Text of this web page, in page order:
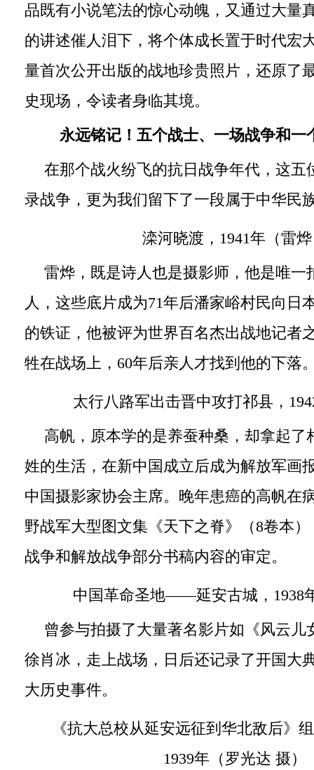
品既有小说笔法的惊心动魄，又通过大量
的讲述催人泪下，将个体成长置于时代宏
量首次公开出版的战地珍贵照片，还原了
史现场，令读者身临其境。
永远铭记！五个战士、一场战争和一
在那个战火纷飞的抗日战争年代，这五
录战争，更为我们留下了一段属于中华民
滦河晓渡，1941年（雷
雷烨，既是诗人也是摄影师，他是唯一
人，这些底片成为71年后潘家峪村民向日
的铁证，他被评为世界百名杰出战地记者
牲在战场上，60年后亲人才找到他的下落
太行八路军出击晋中攻打祁县，
高帆，原本学的是养蚕种桑，却拿起了
姓的生活，在新中国成立后成为解放军画
中国摄影家协会主席。晚年患癌的高帆在
野战军大型图文集《天下之脊》（8卷本
战争和解放战争部分书稿内容的审定。
中国革命圣地——延安古城，1938
曾参与拍摄了大量著名影片如《风云儿
徐肖冰，走上战场，日后还记录了开国大
大历史事件。
《抗大总校从延安远征到华北敌后》
1939年（罗光达 摄）